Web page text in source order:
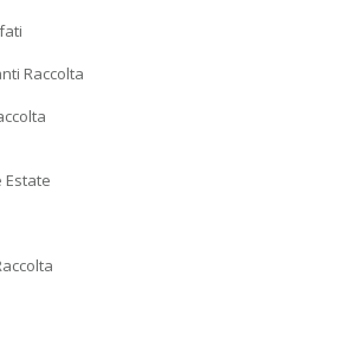
Raccolta
Estate